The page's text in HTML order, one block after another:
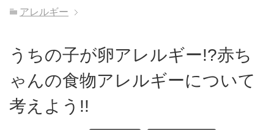
アレルギー
うちの子が卵アレルギー!?赤ち
ゃんの食物アレルギーについて
考えよう!!